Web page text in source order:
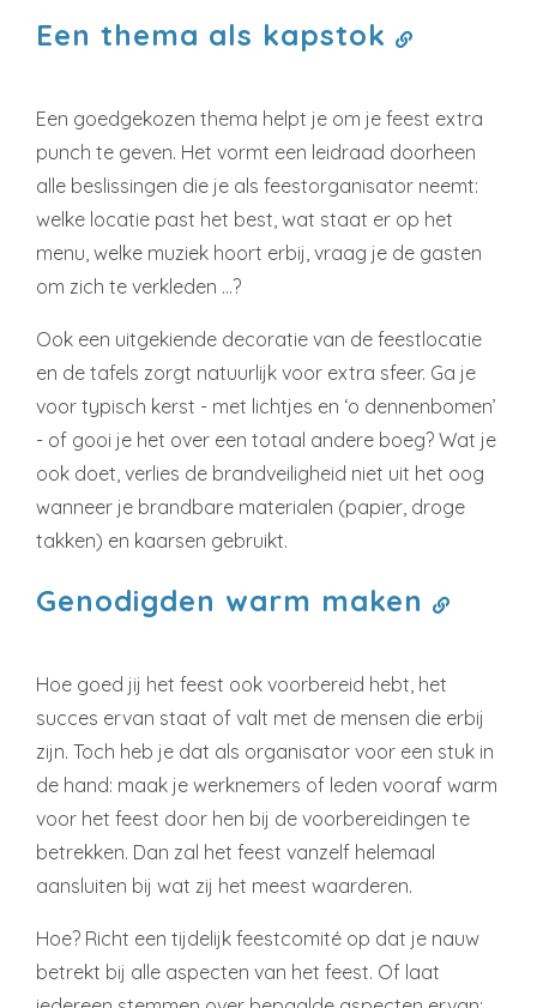
Een thema als kapstok
Een goedgekozen thema helpt je om je feest extra
punch te geven. Het vormt een leidraad doorheen
alle beslissingen die je als feestorganisator neemt:
welke locatie past het best, wat staat er op het
menu, welke muziek hoort erbij, vraag je de gasten
om zich te verkleden …?
Ook een uitgekiende decoratie van de feestlocatie
en de tafels zorgt natuurlijk voor extra sfeer. Ga je
voor typisch kerst - met lichtjes en ‘o dennenbomen’
- of gooi je het over een totaal andere boeg? Wat je
ook doet, verlies de brandveiligheid niet uit het oog
wanneer je brandbare materialen (papier, droge
takken) en kaarsen gebruikt.
Genodigden warm maken
Hoe goed jij het feest ook voorbereid hebt, het
succes ervan staat of valt met de mensen die erbij
zijn. Toch heb je dat als organisator voor een stuk in
de hand: maak je werknemers of leden vooraf warm
voor het feest door hen bij de voorbereidingen te
betrekken. Dan zal het feest vanzelf helemaal
aansluiten bij wat zij het meest waarderen.
Hoe? Richt een tijdelijk feestcomité op dat je nauw
betrekt bij alle aspecten van het feest. Of laat